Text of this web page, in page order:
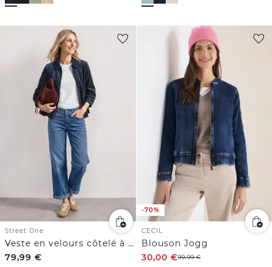
Street One
Veste en velours côtelé à manches 3/4 avec col chemise
79,99 €
-70%
CECIL
Blouson Jogg
30,00 €99,99€